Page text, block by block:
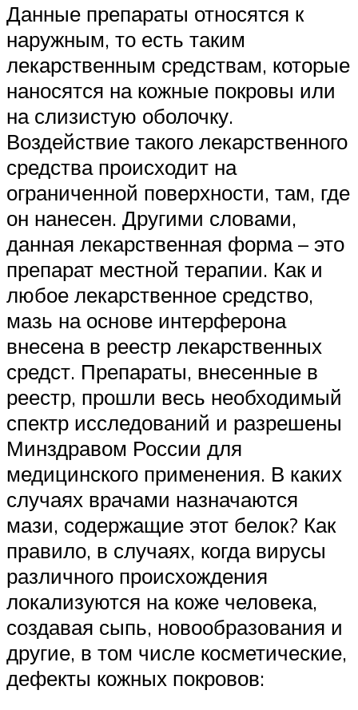
Данные препараты относятся к
наружным, то есть таким
лекарственным средствам, которые
наносятся на кожные покровы или
на слизистую оболочку.
Воздействие такого лекарственного
средства происходит на
ограниченной поверхности, там, где
он нанесен. Другими словами,
данная лекарственная форма – это
препарат местной терапии. Как и
любое лекарственное средство,
мазь на основе интерферона
внесена в реестр лекарственных
средст. Препараты, внесенные в
реестр, прошли весь необходимый
спектр исследований и разрешены
Минздравом России для
медицинского применения. В каких
случаях врачами назначаются
мази, содержащие этот белок? Как
правило, в случаях, когда вирусы
различного происхождения
локализуются на коже человека,
создавая сыпь, новообразования и
другие, в том числе косметические,
дефекты кожных покровов: